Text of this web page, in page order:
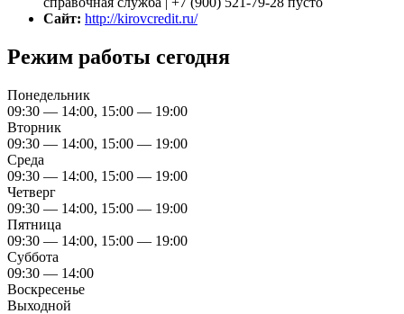
Сайт: http://kirovcredit.ru/
Режим работы сегодня
Понедельник
09:30 — 14:00, 15:00 — 19:00
Вторник
09:30 — 14:00, 15:00 — 19:00
Среда
09:30 — 14:00, 15:00 — 19:00
Четверг
09:30 — 14:00, 15:00 — 19:00
Пятница
09:30 — 14:00, 15:00 — 19:00
Суббота
09:30 — 14:00
Воскресенье
Выходной